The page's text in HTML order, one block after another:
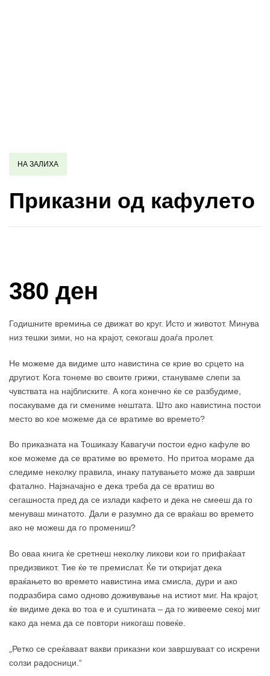
НА ЗАЛИХА
Приказни од кафулето
380 ден
Годишните времиња се движат во круг. Исто и животот. Минува
низ тешки зими, но на крајот, секогаш доаѓа пролет.
Не можеме да видиме што навистина се крие во срцето на
другиот. Кога тонеме во своите грижи, стануваме слепи за
чувствата на најблиските. А кога конечно ќе се разбудиме,
посакуваме да ги смениме нештата. Што ако навистина постои
место во кое можеме да се вратиме во времето?
Во приказната на Тошиказу Кавагучи постои едно кафуле во
кое можеме да се вратиме во времето. Но притоа мораме да
следиме неколку правила, инаку патувањето може да заврши
фатално. Најзначајно е дека треба да се вратиш во
сегашноста пред да се излади кафето и дека не смееш да го
менуваш минатото. Дали е разумно да се враќаш во времето
ако не можеш да го промениш?
Во оваа книга ќе сретнеш неколку ликови кои го прифаќаат
предизвикот. Тие ќе те премислат. Ќе ти откријат дека
враќањето во времето навистина има смисла, дури и ако
подразбира само одново доживување на истиот миг. На крајот,
ќе видиме дека во тоа е и суштината – да го живееме секој миг
како да нема да се повтори никогаш повеќе.
„Ретко се среќаваат вакви приказни кои завршуваат со искрени
солзи радосници.“